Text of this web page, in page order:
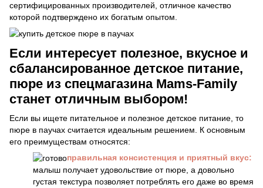
сертифицированных производителей, отличное качество
которой подтверждено их богатым опытом.
Если интересует полезное, вкусное и
сбалансированное детское питание,
пюре из спецмагазина Mams-Family
станет отличным выбором!
Если вы ищете питательное и полезное детское питание, то
пюре в паучах считается идеальным решением. К основным
его преимуществам относятся:
правильная консистенция и приятный вкус:
малыш получает удовольствие от пюре, а довольно
густая текстура позволяет потреблять его даже во время